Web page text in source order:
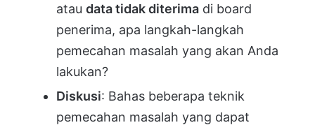
atau data tidak diterima di board
penerima, apa langkah-langkah
pemecahan masalah yang akan Anda
lakukan?
Diskusi: Bahas beberapa teknik
pemecahan masalah yang dapat